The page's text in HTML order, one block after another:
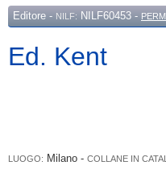
Editore - NILF: NILF60453 -
Ed. Kent
LUOGO: Milano - COLLANE IN